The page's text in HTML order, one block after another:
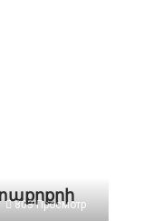
803 Просмотр